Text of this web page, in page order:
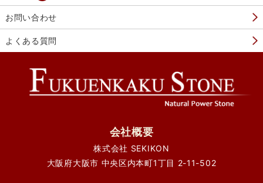
お問い合わせ
よくある質問
会社概要
株式会社 SEKIKON
大阪府大阪市 中央区内本町1丁目 2-11-502